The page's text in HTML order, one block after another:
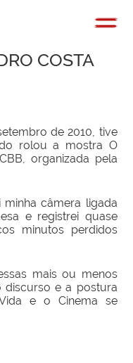
COSTA
de 2010, tive
rolou a mostra O
organizada pela
câmera ligada
e registrei quase
minutos perdidos
mais ou menos
discurso e a postura
e o Cinema se